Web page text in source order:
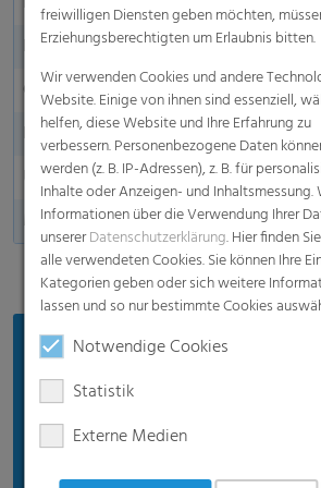
Breite in m
10,20 m -
Gewicht
19 g, 23 g,
Nachhaltigkeit
Ja
UV-Stabilität
Ja
Made in Germany
Vorteile
Extrem zuverlässig mit bis zu 50
einzigartige Schlaufenstruktur
freiwilligen Diensten geben möchten,
Erziehungsberechtigten um Erlaubnis bitten.
Wir verwenden Cookies und andere
Website. Einige von ihnen sind essenziell,
helfen, diese Website und Ihre Erfahrung zu
verbessern. Personenbezogene Daten
werden (z. B. IP-Adressen), z. B. für
Inhalte oder Anzeigen- und Inhaltsmessung.
Informationen über die Verwendung Ihrer
unsererDatenschutzerklärung. Hier finden
alle verwendeten Cookies. Sie können Ihre
Kategorien geben oder sich weitere
lassen und so nur bestimmte Cookies
Notwendige Cookies
Statistik
Externe Medien